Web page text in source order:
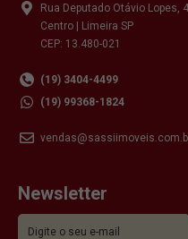
Rua Deputado Otávio Lopes,
Centro | Limeira SP
CEP: 13.480-021
(19) 3404-4499
(19) 99368-1824
Newsletter